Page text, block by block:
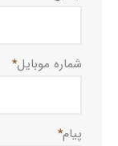
شماره موبایل*
پیام*